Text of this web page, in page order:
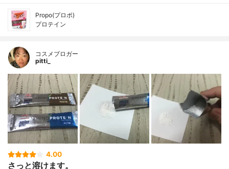
Propo(プロポ)
プロテイン
コスメブロガー
pitti_
4.00
さっと溶けます。